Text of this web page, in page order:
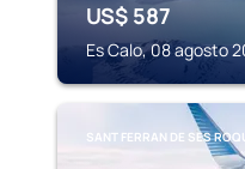
US$ 587
Es Calo, 08 agosto
SANT FERRAN DE SES